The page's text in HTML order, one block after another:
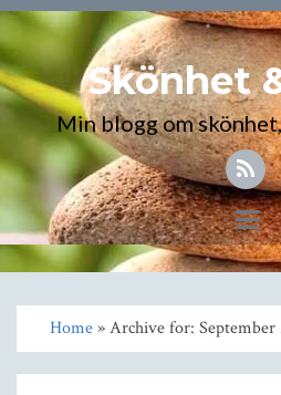
Skönhet
Min blogg om
Home» Archive for: September